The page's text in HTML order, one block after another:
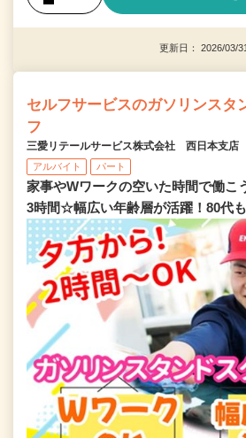
更新日： 2026/03/
セルフサービスのガソリンスタ
フ
三愛リテールサービス株式会社 西日本支店
アルバイト パート
家事やWワークの空いた時間で働こ
3時間☆幅広い年齢層が活躍！80代